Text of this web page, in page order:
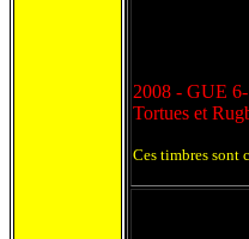
2008 - GUE
Tortues et
Ces timbres sont